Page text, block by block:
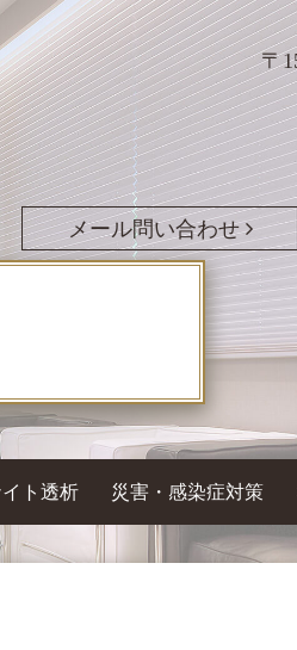
〒
メール問い合わせ
ト透析 災害・感染症対策